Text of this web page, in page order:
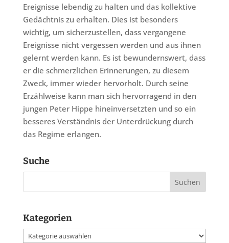
Ereignisse lebendig zu halten und das kollektive
Gedächtnis zu erhalten. Dies ist besonders
wichtig, um sicherzustellen, dass vergangene
Ereignisse nicht vergessen werden und aus ihnen
gelernt werden kann. Es ist bewundernswert, dass
er die schmerzlichen Erinnerungen, zu diesem
Zweck, immer wieder hervorholt. Durch seine
Erzählweise kann man sich hervorragend in den
jungen Peter Hippe hineinversetzten und so ein
besseres Verständnis der Unterdrückung durch
das Regime erlangen.
Suche
Kategorien
Kategorien